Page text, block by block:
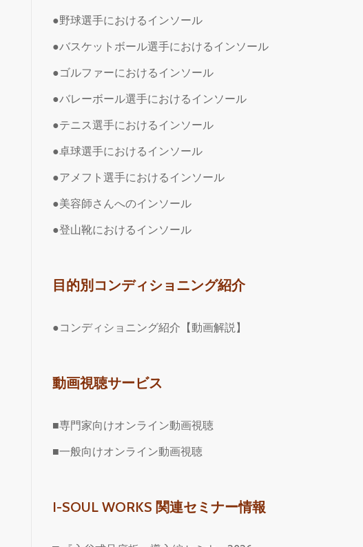
●野球選手におけるインソール
●バスケットボール選手におけるインソール
●ゴルファーにおけるインソール
●バレーボール選手におけるインソール
●テニス選手におけるインソール
●卓球選手におけるインソール
●アメフト選手におけるインソール
●美容師さんへのインソール
●登山靴におけるインソール
目的別コンディショニング紹介
●コンディショニング紹介【動画解説】
動画視聴サービス
■専門家向けオンライン動画視聴
■一般向けオンライン動画視聴
I-SOUL WORKS 関連セミナー情報